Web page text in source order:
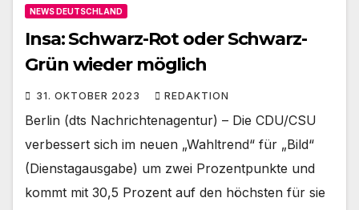
NEWS DEUTSCHLAND
Insa: Schwarz-Rot oder Schwarz-
Grün wieder möglich
31. OKTOBER 2023 REDAKTION
Berlin (dts Nachrichtenagentur) – Die CDU/CSU
verbessert sich im neuen „Wahltrend“ für „Bild“
(Dienstagausgabe) um zwei Prozentpunkte und
kommt mit 30,5 Prozent auf den höchsten für sie